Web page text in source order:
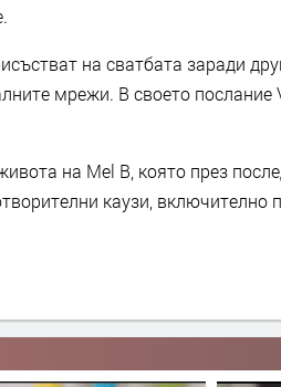
на сватбата заради
мрежи. В своето послание
на Mel B, която през
каузи, включително